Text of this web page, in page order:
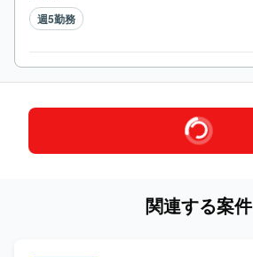
週5勤務
関連する案件